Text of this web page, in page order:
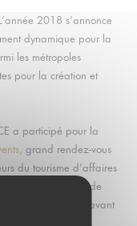
2018 s’annonce
dynamique pour la
les métropoles
pour la création et
a participé pour la
grand rendez-vous
du tourisme d’affaires
permet de
et de mettre en avant